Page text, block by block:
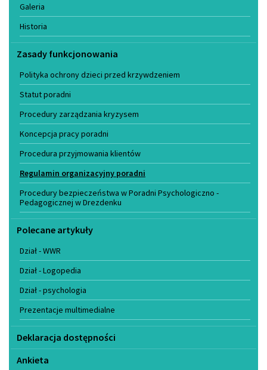
Galeria
Historia
Zasady funkcjonowania
Polityka ochrony dzieci przed krzywdzeniem
Statut poradni
Procedury zarządzania kryzysem
Koncepcja pracy poradni
Procedura przyjmowania klientów
Regulamin organizacyjny poradni
Procedury bezpieczeństwa w Poradni Psychologiczno -
Pedagogicznej w Drezdenku
Polecane artykuły
Dział - WWR
Dział - Logopedia
Dział - psychologia
Prezentacje multimedialne
Deklaracja dostępności
Ankieta